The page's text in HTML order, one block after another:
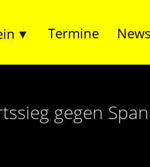
Termine News
gegen